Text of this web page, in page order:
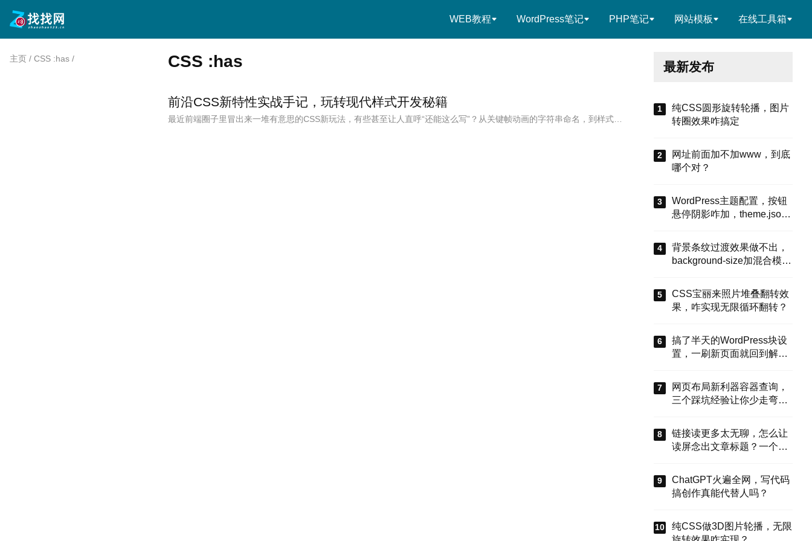
WEB教程 WordPress笔记 PHP笔记 网站模板 在线工具箱
主页 / CSS :has / CSS :has
前沿CSS新特性实战手记，玩转现代样式开发秘籍
最近前端圈子里冒出来一堆有意思的CSS新玩法，有些甚至让人直呼“还能这么写”？从关键帧动画的字符串命名，到样式…
最新发布
纯CSS圆形旋转轮播，图片
转圈效果咋搞定
网址前面加不加www，到底
哪个对？
WordPress主题配置，按钮
悬停阴影咋加，theme.json
背景条纹过渡效果做不出，
background-size加混合模式
CSS宝丽来照片堆叠翻转效
果，咋实现无限循环翻转？
搞了半天的WordPress块设
置，一刷新页面就回到解放
今天就来盘盘怎么把这些选
项值真正存到块属性里，让
设置不再“翻车”。
网页布局新利器容器查询，
三个踩坑经验让你少走弯
链接读更多太无聊，怎么让
读屏念出文章标题？一个属
ChatGPT火遍全网，写代码
搞创作真能代替人吗？
纯CSS做3D图片轮播，无限